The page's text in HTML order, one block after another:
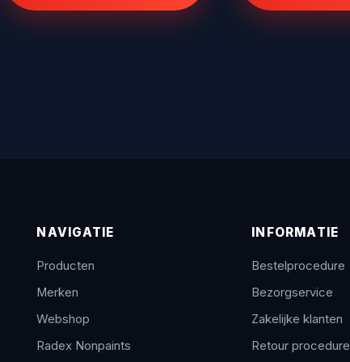
NAVIGATIE
Producten
Merken
Webshop
Radex Nonpaints
INFORMATIE
Bestelprocedure
Bezorgservice
Zakelijke klanten
Retour procedure